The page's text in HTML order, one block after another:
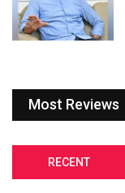
Most Reviews
RECENT